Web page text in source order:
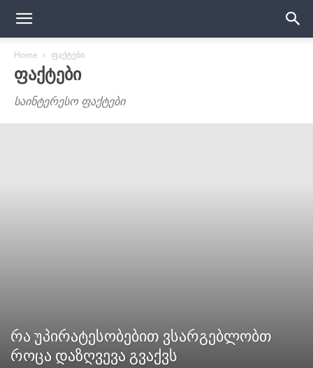
Home ფაქტები
ᲤᲐᲥᲢᲔᲑᲘ
საინტერესო ფაქტები
რა უპირატესობებით ვსარგებლობთ
როცა დაზღვევა გვაქვს